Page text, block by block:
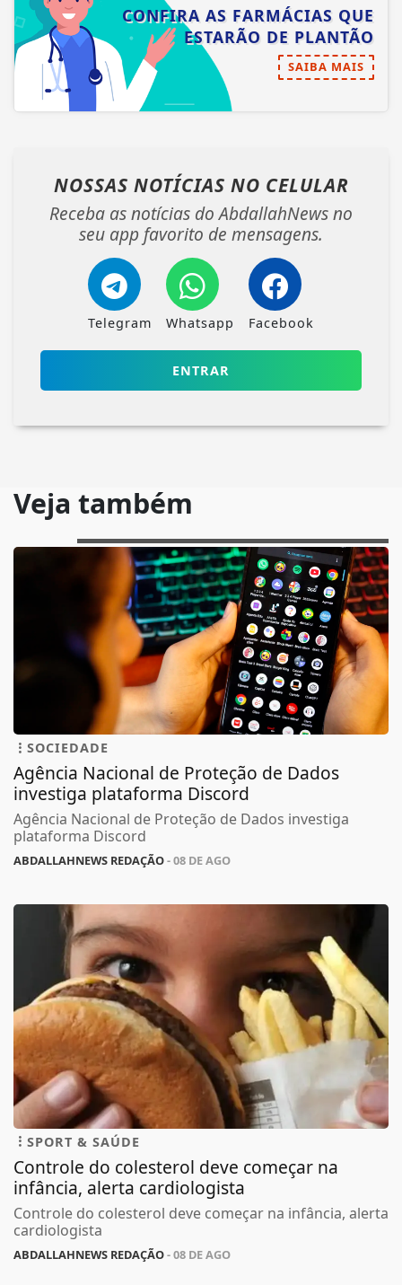
CONFIRA AS FARMÁCIAS QUE
ESTARÃO DE PLANTÃO
SAIBA MAIS
NOSSAS NOTÍCIAS NO CELULAR
Receba as notícias do AbdallahNews no
seu app favorito de mensagens.
Telegram Whatsapp Facebook
ENTRAR
Veja também
SOCIEDADE
Agência Nacional de Proteção de Dados
investiga plataforma Discord
Agência Nacional de Proteção de Dados investiga
plataforma Discord
ABDALLAHNEWS REDAÇÃO- 08 DE AGO
SPORT & SAÚDE
Controle do colesterol deve começar na
infância, alerta cardiologista
Controle do colesterol deve começar na infância, alerta
cardiologista
ABDALLAHNEWS REDAÇÃO- 08 DE AGO